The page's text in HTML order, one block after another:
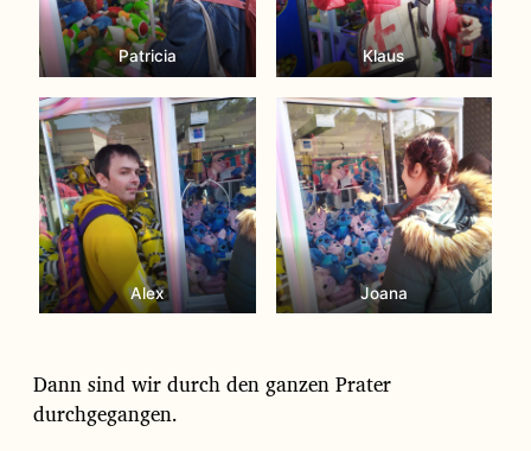
Patricia Klaus
Alex Joana
Dann sind wir durch den ganzen Prater
durchgegangen.